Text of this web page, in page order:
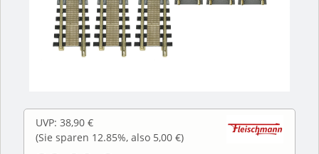
UVP: 38,90 €
(Sie sparen 12.85%, also 5,00 €)